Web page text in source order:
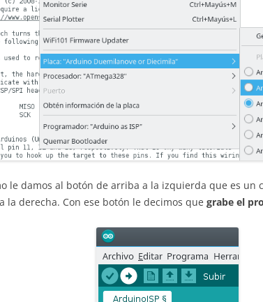
le damos al botón de arriba a la izquierda que es un
la derecha. Con ese botón le decimos que grabe el